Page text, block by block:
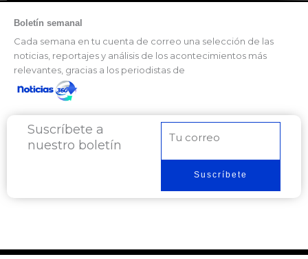
Boletín semanal
Cada semana en tu cuenta de correo una selección de las
noticias, reportajes y análisis de los acontecimientos más
relevantes, gracias a los periodistas de
Suscríbete a
nuestro boletín
electrónico
Suscríbete